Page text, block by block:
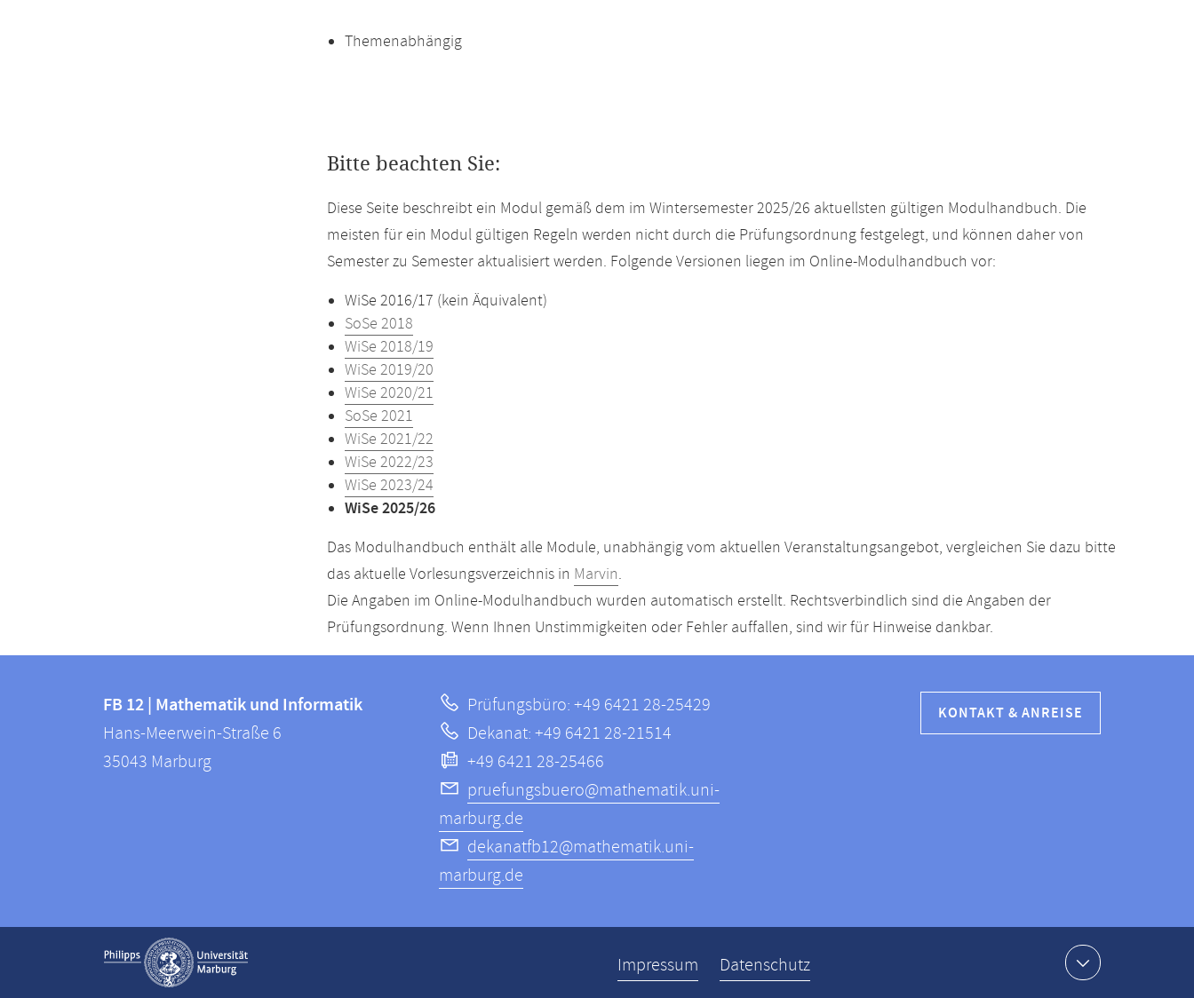
Themenabhängig
Bitte beachten Sie:
Diese Seite beschreibt ein Modul gemäß dem im Wintersemester 2025/26 aktuellsten gültigen Modulhandbuch. Die
meisten für ein Modul gültigen Regeln werden nicht durch die Prüfungsordnung festgelegt, und können daher von
Semester zu Semester aktualisiert werden. Folgende Versionen liegen im Online-Modulhandbuch vor:
WiSe 2016/17 (kein Äquivalent)
SoSe 2018
WiSe 2018/19
WiSe 2019/20
WiSe 2020/21
SoSe 2021
WiSe 2021/22
WiSe 2022/23
WiSe 2023/24
WiSe 2025/26
Das Modulhandbuch enthält alle Module, unabhängig vom aktuellen Veranstaltungsangebot, vergleichen Sie dazu bitte
das aktuelle Vorlesungsverzeichnis in Marvin.
Die Angaben im Online-Modulhandbuch wurden automatisch erstellt. Rechtsverbindlich sind die Angaben der
Prüfungsordnung. Wenn Ihnen Unstimmigkeiten oder Fehler auffallen, sind wir für Hinweise dankbar.
Informationen
FB
12
FB 12 | Mathematik und Informatik
Hans-Meerwein-Straße 6
35043 Marburg
Prüfungsbüro: +49 6421 28-25429
Dekanat: +49 6421 28-21514
+49 6421 28-25466
pruefungsbuero@mathematik.uni-
marburg.de
dekanatfb12@mathematik.uni-
marburg.de
KONTAKT & ANREISE
Service-
Navigation
Impressum Datenschutz
Kontaktinformationen ausklappen